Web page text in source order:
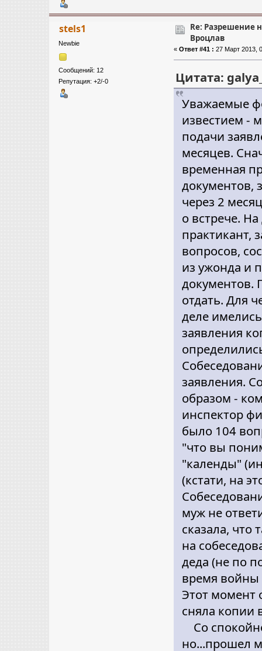
stels1
Newbie
Сообщений: 12
Репутация: +2/-0
Re: Разрешение
Вроцлав
« Ответ #41 : 27 Март 2013,
Цитата:
Уважаемые
известием -
подачи
месяцев.
временная
документов,
через 2
о встрече.
практикант,
вопросов,
из ужонда и
документов.
отдать. Для
деле
заявления
заявления.
образом -
инспектор
было 104
"что вы
"календы"
(кстати, на
муж не
сказала, что
на
деда (не по
время войны
Этот момент
сняла копии
Со
но...прошел